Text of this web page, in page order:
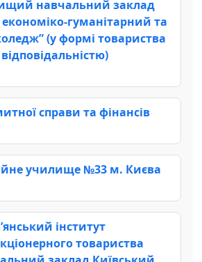
навчальний заклад
гуманітарний та
(у формі товариства
справи та фінансів
училище №33 м. Києва
інститут
товариства